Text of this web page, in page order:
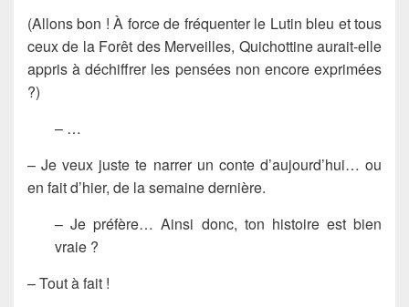
(Allons bon ! À force de fréquenter le Lutin bleu et tous
ceux de la Forêt des Merveilles, Quichottine aurait-elle
appris à déchiffrer les pensées non encore exprimées
?)
– …
– Je veux juste te narrer un conte d’aujourd’hui… ou
en fait d’hier, de la semaine dernière.
– Je préfère… Ainsi donc, ton histoire est bien
vraie ?
– Tout à fait !